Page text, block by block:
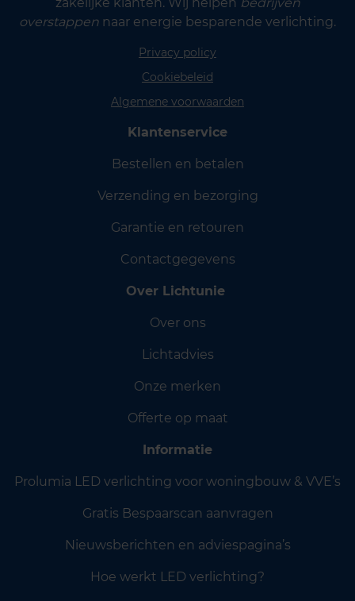
overstappen naar energie besparende verlichting.
Privacy policy
Cookiebeleid
Algemene voorwaarden
Klantenservice
Bestellen en betalen
Verzending en bezorging
Garantie en retouren
Contactgegevens
Over Lichtunie
Over ons
Lichtadvies
Onze merken
Offerte op maat
Informatie
Prolumia LED verlichting voor woningbouw & VVE’s
Gratis Bespaarscan aanvragen
Nieuwsberichten en adviespagina’s
Hoe werkt LED verlichting?